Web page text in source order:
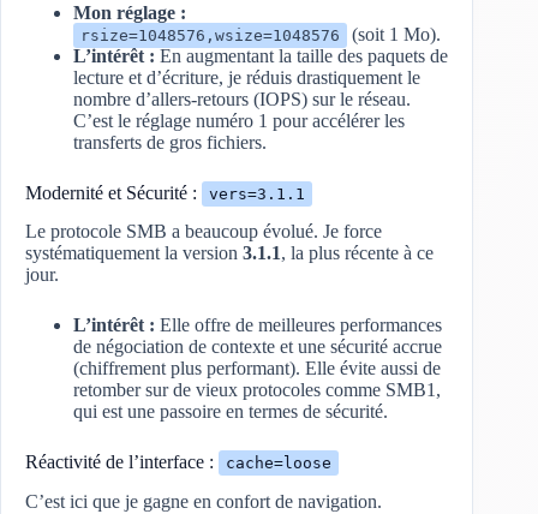
Mon réglage :
rsize=1048576,wsize=1048576
(soit 1 Mo).
L’intérêt : En augmentant la taille des paquets de
lecture et d’écriture, je réduis drastiquement le
nombre d’allers-retours (IOPS) sur le réseau.
C’est le réglage numéro 1 pour accélérer les
transferts de gros fichiers.
Modernité et Sécurité : vers=3.1.1
Le protocole SMB a beaucoup évolué. Je force
systématiquement la version 3.1.1, la plus récente à ce
jour.
L’intérêt : Elle offre de meilleures performances
de négociation de contexte et une sécurité accrue
(chiffrement plus performant). Elle évite aussi de
retomber sur de vieux protocoles comme SMB1,
qui est une passoire en termes de sécurité.
Réactivité de l’interface : cache=loose
C’est ici que je gagne en confort de navigation.